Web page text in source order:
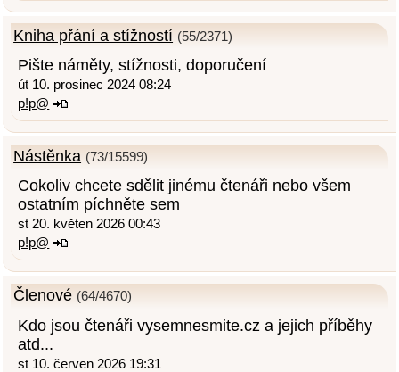
Kniha přání a stížností (55/2371)
Pište náměty, stížnosti, doporučení
út 10. prosinec 2024 08:24
p!p@
Nástěnka (73/15599)
Cokoliv chcete sdělit jinému čtenáři nebo všem
ostatním píchněte sem
st 20. květen 2026 00:43
p!p@
Členové (64/4670)
Kdo jsou čtenáři vysemnesmite.cz a jejich příběhy
atd...
st 10. červen 2026 19:31